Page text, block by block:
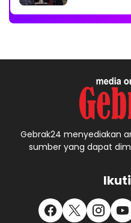
Gebrak24 menyediakan
sumber yang dapat